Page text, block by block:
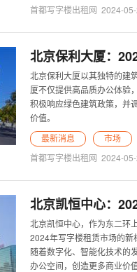
首都写字楼出租网 2024-
北京保利大厦：
北京保利大厦以其独特的建
厦不仅提供高品质办公体验
积极响应绿色建筑政策，并
价值。
最新消息 市场
首都写字楼出租网 2024-
北京凯恒中心：
北京凯恒中心，作为东二环
2024年写字楼租赁市场的新
随着数字化、智能化技术的
办公空间，创造更多商业价值